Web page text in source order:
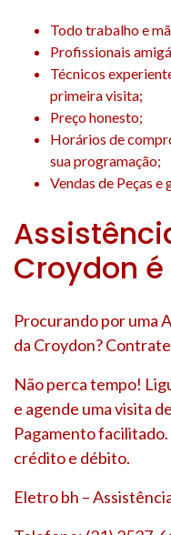
Todo trabalho e
Profissionais
Técnicos
primeira visita;
Preço honesto;
Horários de
sua programação;
Vendas de Peças
Croydon é
Procurando por uma
da Croydon?
Não perca tempo!
e agende uma visita
Pagamento
crédito e débito.
Eletro bh –